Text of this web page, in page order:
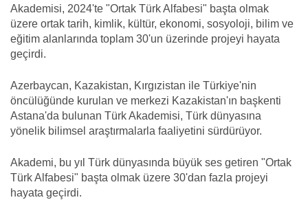
Akademisi, 2024'te "Ortak Türk Alfabesi" başta olmak
üzere ortak tarih, kimlik, kültür, ekonomi, sosyoloji, bilim ve
eğitim alanlarında toplam 30'un üzerinde projeyi hayata
geçirdi.
Azerbaycan, Kazakistan, Kırgızistan ile Türkiye'nin
öncülüğünde kurulan ve merkezi Kazakistan'ın başkenti
Astana'da bulunan Türk Akademisi, Türk dünyasına
yönelik bilimsel araştırmalarla faaliyetini sürdürüyor.
Akademi, bu yıl Türk dünyasında büyük ses getiren "Ortak
Türk Alfabesi" başta olmak üzere 30'dan fazla projeyi
hayata geçirdi.